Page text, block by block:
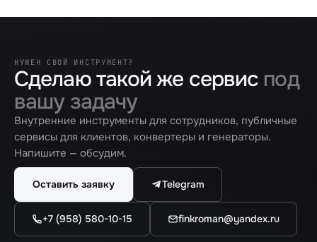
НУЖЕН СВОЙ ИНСТРУМЕНТ?
Сделаю такой же сервис под
вашу задачу
Внутренние инструменты для сотрудников, публичные
сервисы для клиентов, конвертеры и генераторы.
Напишите — обсудим.
Оставить заявку Telegram
+7 (958) 580-10-15 finkroman@yandex.ru